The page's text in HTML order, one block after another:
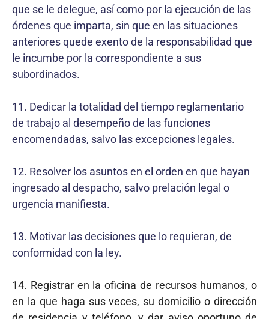
que se le delegue, así como por la ejecución de las
órdenes que imparta, sin que en las situaciones
anteriores quede exento de la responsabilidad que
le incumbe por la correspondiente a sus
subordinados.
11. Dedicar la totalidad del tiempo reglamentario
de trabajo al desempeño de las funciones
encomendadas, salvo las excepciones legales.
12. Resolver los asuntos en el orden en que hayan
ingresado al despacho, salvo prelación legal o
urgencia manifiesta.
13. Motivar las decisiones que lo requieran, de
conformidad con la ley.
14. Registrar en la oficina de recursos humanos, o
en la que haga sus veces, su domicilio o dirección